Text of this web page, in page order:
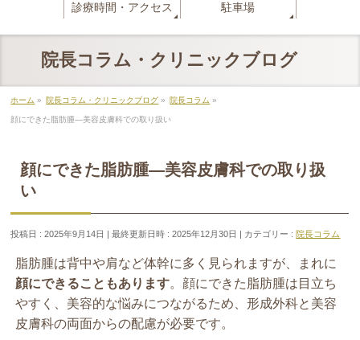
診療時間 ・ アクセス 駐車場
院長コラム・クリニックブログ
ホーム » 院長コラム・クリニックブログ » 院長コラム »
顔にできた脂肪腫―美容皮膚科での取り扱い
顔にできた脂肪腫―美容皮膚科での取り扱
い
投稿日 : 2025年9月14日 最終更新日時 : 2025年12月30日 カテゴリー :院長コラム
脂肪腫は背中や肩など体幹に多く見られますが、まれに
顔にできることもあります。顔にできた脂肪腫は目立ち
やすく、美容的な悩みにつながるため、形成外科と美容
皮膚科の両面からの配慮が必要です。